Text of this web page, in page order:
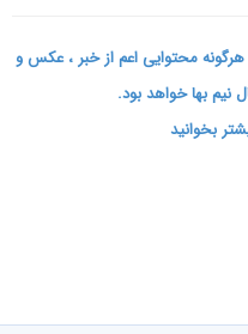
محتوایی اعم از خبر ، عکس و
نیم بها خواهد بود.
بخوانید